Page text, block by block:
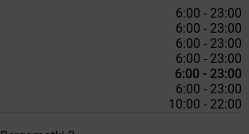
6:00 - 23:00
6:00 - 23:00
6:00 - 23:00
6:00 - 23:00
6:00 - 23:00
6:00 - 23:00
10:00 - 22:00